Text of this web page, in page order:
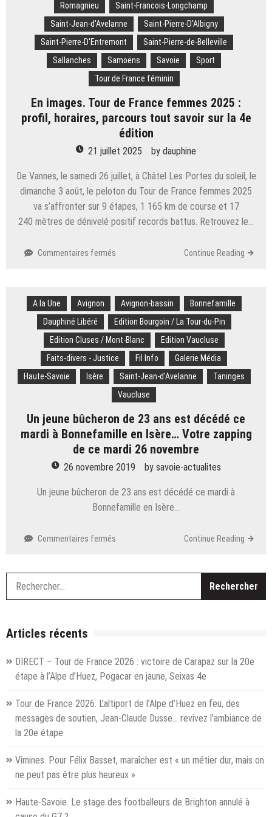
Romagnieu
Saint-Francois-Longchamp
Saint-Jean-d'Avelanne
Saint-Pierre-D'Albigny
Saint-Pierre-D'Entremont
Saint-Pierre-de-Belleville
Sallanches
Samoëns Savoie
Sport
Tour de France féminin
En images. Tour de France femmes 2025 :
profil, horaires, parcours tout savoir sur la 4e
édition
21 juillet 2025 by dauphine
De Vannes, le samedi 26 juillet, à Châtel Les Portes du soleil, le
dimanche 3 août, le peloton du Tour de France femmes 2025
va s’affronter sur 9 étapes, 1 165 km de course et 17
240 mètres de dénivelé positif records battus. Retrouvez le…
Commentaires fermés
de
France
femmes
2025
:
profil,
horaires,
parcours
tout
savoir
sur
4e
édition
Continue Reading
A la Une Avignon Avignon-bassin
Bonnefamille
Dauphiné Libéré
Edition Bourgoin / La Tour-du-Pin
Edition Cluses / Mont-Blanc
Edition Vaucluse
Faits-divers - Justice
Fil Info
Galerie Média
Haute-Savoie
Isère Saint-Jean-d'Avelanne
Taninges
Vaucluse
Un jeune bûcheron de 23 ans est décédé ce
mardi à Bonnefamille en Isère… Votre zapping
de ce mardi 26 novembre
26 novembre 2019 by savoie-actualites
Un jeune bûcheron de 23 ans est décédé ce mardi à
Bonnefamille en Isère…
Commentaires fermés
bûcheron
23
mardi
à
en
Isère…
ce
mardi
novembre
Continue Reading
Articles récents
DIRECT – Tour de France 2026 : victoire de Carapaz sur la 20e
étape à l’Alpe d’Huez, Pogacar en jaune, Seixas 4e
Tour de France 2026. L’altiport de l’Alpe d’Huez en feu, des
messages de soutien, Jean-Claude Dusse… revivez l’ambiance de
la 20e étape
Vimines. Pour Félix Basset, maraîcher est « un métier dur, mais on
ne peut pas être plus heureux »
Haute-Savoie. Le stage des footballeurs de Brighton annulé à